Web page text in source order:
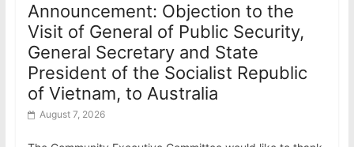
Announcement: Objection to the
Visit of General of Public Security,
General Secretary and State
President of the Socialist Republic
of Vietnam, to Australia
August 7, 2026